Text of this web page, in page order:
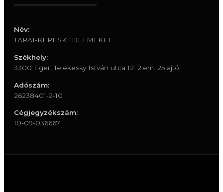
Név:
TARAI-KERESKEDELMI KFT.
Székhely:
3300 Eger, Telekessy István utca 12. 2.em. 25.ajtó
Adószám:
26238401-2-10
Cégjegyzékszám:
10-09-036667